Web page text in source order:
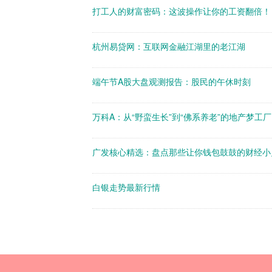
打工人的财富密码：这波操作让你的工资翻倍！
杭州易贷网：互联网金融江湖里的老江湖
端午节A股大盘观测报告：股民的午休时刻
万科A：从“野蛮生长”到“佛系养老”的地产梦工厂
广发核心精选：盘点那些让你钱包鼓鼓的财经
白银走势最新行情